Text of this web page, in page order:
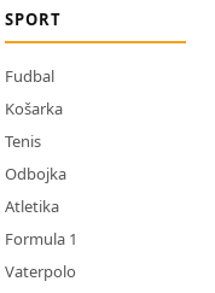
SPORT
Fudbal
Košarka
Tenis
Odbojka
Atletika
Formula 1
Vaterpolo